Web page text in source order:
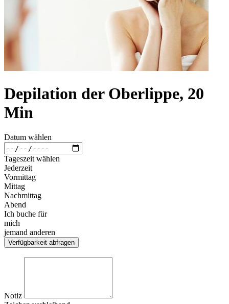
Depilation der Oberlippe, 20
Min
Datum wählen
Tageszeit wählen
Jederzeit
Vormittag
Mittag
Nachmittag
Abend
Ich buche für
mich
jemand anderen
Verfügbarkeit abfragen
Notiz